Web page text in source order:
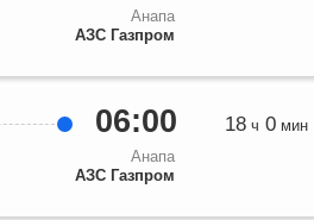
Анапа
АЗС Газпром
06:00
Анапа
АЗС Газпром
18ч 0мин